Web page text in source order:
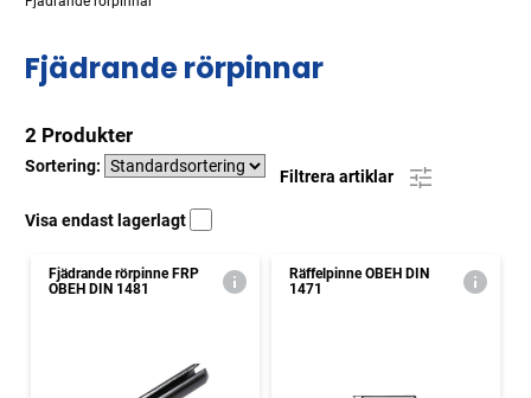
Fjädrande rörpinnar
2 Produkter
Sortering:
Filtrera artiklar
Visa endast lagerlagt
Fjädrande rörpinne FRP
OBEH DIN 1481
Räffelpinne OBEH DIN
1471